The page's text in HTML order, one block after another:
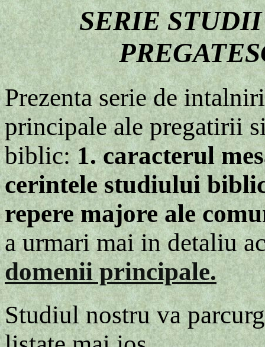
SERIE
Prezenta serie de
principale ale pregatirii
biblic:1. caracterul
cerintele studiului
repere majore ale
a urmari mai in detaliu
domenii principale.
Studiul nostru va